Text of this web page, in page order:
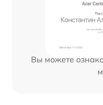
Вы можете